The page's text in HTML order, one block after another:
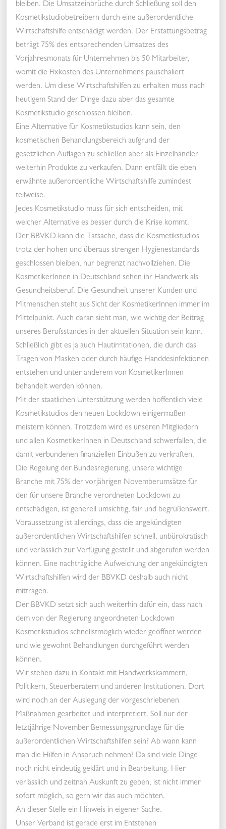
bleiben. Die Umsatzeinbrüche durch Schließung soll den
Kosmetikstudiobetreibern durch eine außerordentliche
Wirtschaftshilfe entschädigt werden. Der Erstattungsbetrag
beträgt 75% des entsprechenden Umsatzes des
Vorjahresmonats für Unternehmen bis 50 Mitarbeiter,
womit die Fixkosten des Unternehmens pauschaliert
werden. Um diese Wirtschaftshilfen zu erhalten muss nach
heutigem Stand der Dinge dazu aber das gesamte
Kosmetikstudio geschlossen bleiben.
Eine Alternative für Kosmetikstudios kann sein, den
kosmetischen Behandlungsbereich aufgrund der
gesetzlichen Auflagen zu schließen aber als Einzelhändler
weiterhin Produkte zu verkaufen. Dann entfällt die eben
erwähnte außerordentliche Wirtschaftshilfe zumindest
teilweise.
Jedes Kosmetikstudio muss für sich entscheiden, mit
welcher Alternative es besser durch die Krise kommt.
Der BBVKD kann die Tatsache, dass die Kosmetikstudios
trotz der hohen und überaus strengen Hygienestandards
geschlossen bleiben, nur begrenzt nachvollziehen. Die
KosmetikerInnen in Deutschland sehen ihr Handwerk als
Gesundheitsberuf. Die Gesundheit unserer Kunden und
Mitmenschen steht aus Sicht der KosmetikerInnen immer im
Mittelpunkt. Auch daran sieht man, wie wichtig der Beitrag
unseres Berufsstandes in der aktuellen Situation sein kann.
Schließlich gibt es ja auch Hautirritationen, die durch das
Tragen von Masken oder durch häufige Handdesinfektionen
entstehen und unter anderem von KosmetikerInnen
behandelt werden können.
Mit der staatlichen Unterstützung werden hoffentlich viele
Kosmetikstudios den neuen Lockdown einigermaßen
meistern können. Trotzdem wird es unseren Mitgliedern
und allen KosmetikerInnen in Deutschland schwerfallen, die
damit verbundenen finanziellen Einbußen zu verkraften.
Die Regelung der Bundesregierung, unsere wichtige
Branche mit 75% der vorjährigen Novemberumsätze für
den für unsere Branche verordneten Lockdown zu
entschädigen, ist generell umsichtig, fair und begrüßenswert.
Voraussetzung ist allerdings, dass die angekündigten
außerordentlichen Wirtschaftshilfen schnell, unbürokratisch
und verlässlich zur Verfügung gestellt und abgerufen werden
können. Eine nachträgliche Aufweichung der angekündigten
Wirtschaftshilfen wird der BBVKD deshalb auch nicht
mittragen.
Der BBVKD setzt sich auch weiterhin dafür ein, dass nach
dem von der Regierung angeordneten Lockdown
Kosmetikstudios schnellstmöglich wieder geöffnet werden
und wie gewohnt Behandlungen durchgeführt werden
können.
Wir stehen dazu in Kontakt mit Handwerkskammern,
Politikern, Steuerberatern und anderen Institutionen. Dort
wird noch an der Auslegung der vorgeschriebenen
Maßnahmen gearbeitet und interpretiert. Soll nur der
letztjährige November Bemessungsgrundlage für die
außerordentlichen Wirtschaftshilfen sein? Ab wann kann
man die Hilfen in Anspruch nehmen? Da sind viele Dinge
noch nicht eindeutig geklärt und in Bearbeitung. Hier
verlässlich und zeitnah Auskunft zu geben, ist nicht immer
sofort möglich, so gern wir das auch möchten.
An dieser Stelle ein Hinweis in eigener Sache.
Unser Verband ist gerade erst im Entstehen